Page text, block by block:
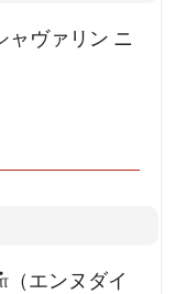
ヴァリン ニ
エンヌダイ